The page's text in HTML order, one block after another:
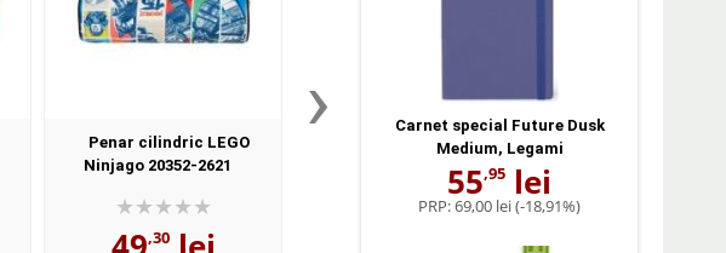
Penar cilindric LEGO
Ninjago 20352-2621
,30
Penar cilindric LEGO
Minifigurine Albastru 20352-
Minifigurine Rosu
›
Carnet special Future Dusk
Medium, Legami
55,95 lei
PRP:69,00 lei(-18,91%)